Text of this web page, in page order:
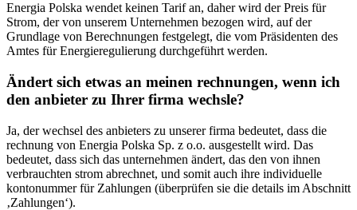
Energia Polska wendet keinen Tarif an, daher wird der Preis für
Strom, der von unserem Unternehmen bezogen wird, auf der
Grundlage von Berechnungen festgelegt, die vom Präsidenten des
Amtes für Energieregulierung durchgeführt werden.
Ändert sich etwas an meinen rechnungen, wenn ich
den anbieter zu Ihrer firma wechsle?
Ja, der wechsel des anbieters zu unserer firma bedeutet, dass die
rechnung von Energia Polska Sp. z o.o. ausgestellt wird. Das
bedeutet, dass sich das unternehmen ändert, das den von ihnen
verbrauchten strom abrechnet, und somit auch ihre individuelle
kontonummer für Zahlungen (überprüfen sie die details im Abschnitt
‚Zahlungen‘).